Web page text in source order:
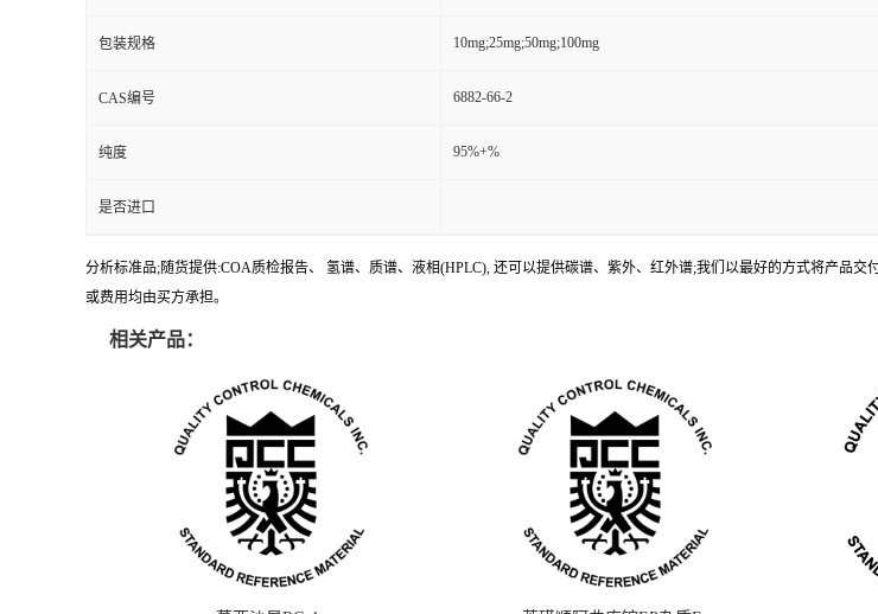
包装规格 10mg;25mg;50mg;100mg
CAS编号 6882-66-2
纯度 95%+%
是否进口
分析标准品;随货提供:COA质检报告、 氢谱、质谱、液相(HPLC), 还可以提供碳谱、紫外、红外谱;我们以最好的方式将产品
或费用均由买方承担。
相关产品：